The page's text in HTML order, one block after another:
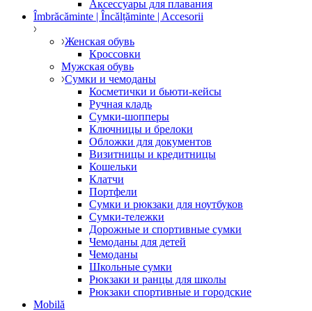
Аксессуары для плавания
Îmbrăcăminte | Încălțăminte | Accesorii
Женская обувь
Кроссовки
Мужская обувь
Сумки и чемоданы
Косметички и бьюти-кейсы
Ручная кладь
Сумки-шопперы
Ключницы и брелоки
Обложки для документов
Визитницы и кредитницы
Кошельки
Клатчи
Портфели
Сумки и рюкзаки для ноутбуков
Сумки-тележки
Дорожные и спортивные сумки
Чемоданы для детей
Чемоданы
Школьные сумки
Рюкзаки и ранцы для школы
Рюкзаки спортивные и городские
Mobilă